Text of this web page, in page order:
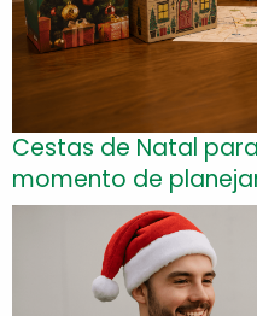
Cestas de Natal
momento de